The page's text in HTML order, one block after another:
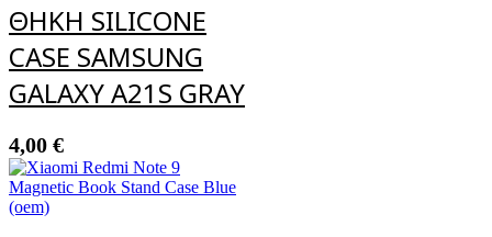
ΘΗΚH SILICONE
CASE SAMSUNG
GALAXY A21S GRAY
4,00 €